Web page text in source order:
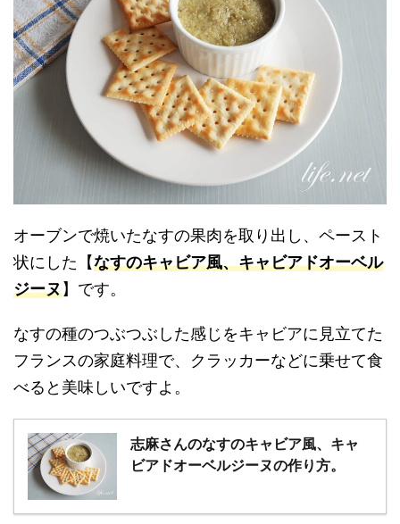
オーブンで焼いたなすの果肉を取り出し、ペースト
状にした【なすのキャビア風、キャビアドオーベル
ジーヌ】です。
なすの種のつぶつぶした感じをキャビアに見立てた
フランスの家庭料理で、クラッカーなどに乗せて食
べると美味しいですよ。
志麻さんのなすのキャビア風、キャ
ビアドオーベルジーヌの作り方。